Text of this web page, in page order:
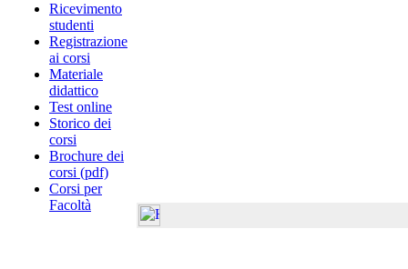
Ricevimento
studenti
Registrazione
ai corsi
Materiale
didattico
Test online
Storico dei
corsi
Brochure dei
corsi (pdf)
Corsi per
Facoltà